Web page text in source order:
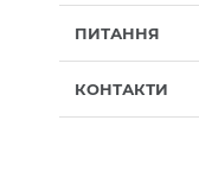
ПИТАННЯ
КОНТАКТИ